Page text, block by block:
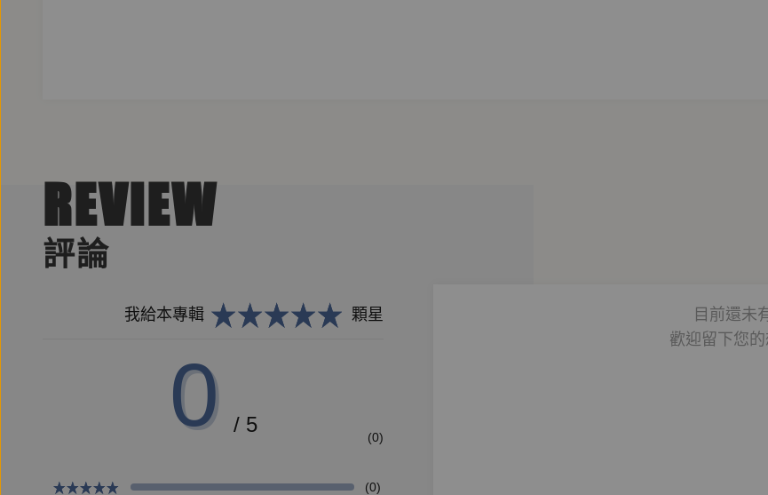
REVIEW
評論
我給本專輯 顆星
0 / 5
(0)
(0)
目前還未
歡迎留下您